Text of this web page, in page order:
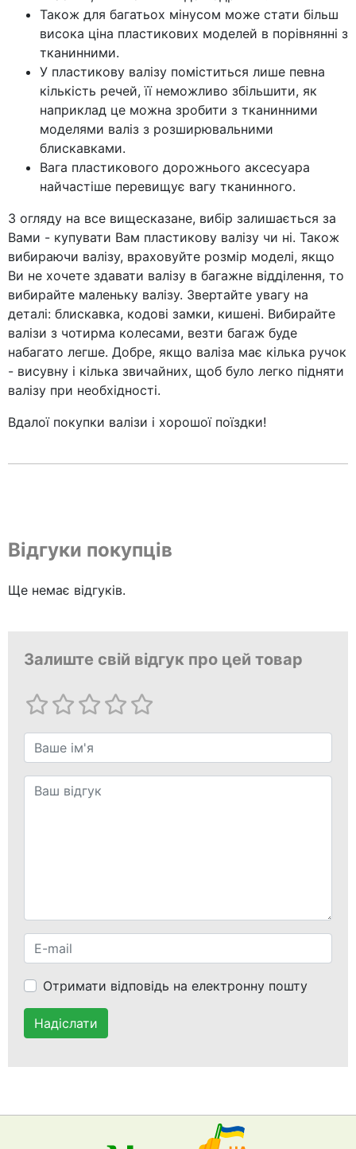
Також для багатьох мінусом може стати більш
висока ціна пластикових моделей в порівнянні з
тканинними.
У пластикову валізу поміститься лише певна
кількість речей, її неможливо збільшити, як
наприклад це можна зробити з тканинними
моделями валіз з розширювальними
блискавками.
Вага пластикового дорожнього аксесуара
найчастіше перевищує вагу тканинного.
З огляду на все вищесказане, вибір залишається за
Вами - купувати Вам пластикову валізу чи ні. Також
вибираючи валізу, враховуйте розмір моделі, якщо
Ви не хочете здавати валізу в багажне відділення, то
вибирайте маленьку валізу. Звертайте увагу на
деталі: блискавка, кодові замки, кишені. Вибирайте
валізи з чотирма колесами, везти багаж буде
набагато легше. Добре, якщо валіза має кілька ручок
- висувну і кілька звичайних, щоб було легко підняти
валізу при необхідності.
Вдалої покупки валізи і хорошої поїздки!
Відгуки покупців
Ще немає відгуків.
Залиште свій відгук про цей товар
Отримати відповідь на електронну пошту
Надіслати